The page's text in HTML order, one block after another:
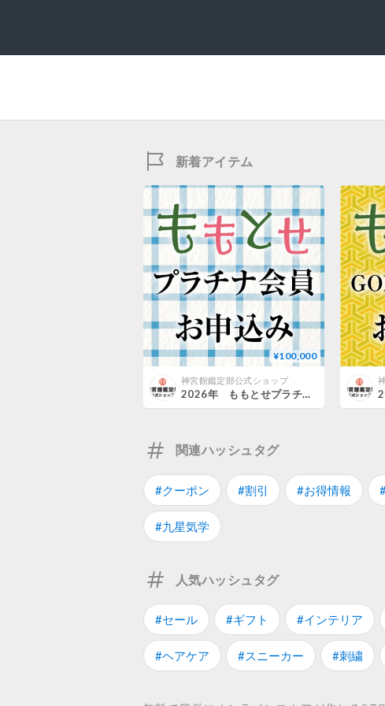
新着アイテム
¥100,000
神宮館鑑定部公式ショップ
2026年 ももとせプラチナ会員 お申込み
関連ハッシュタグ
#クーポン #割引 #お得情報
#九星気学
人気ハッシュタグ
#セール #ギフト #インテリア
#ヘアケア #スニーカー #刺繍